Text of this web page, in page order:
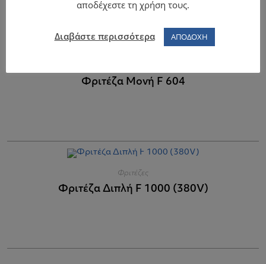
Φριτέζα Μονή F 604
Φριτέζες
Φριτέζα Διπλή F 1000 (380V)
αποδέχεστε τη χρήση τους.
Διαβάστε περισσότερα ΑΠΟΔΟΧΗ